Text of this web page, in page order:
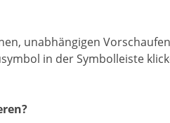
unabhängigen
in der Symbolleiste